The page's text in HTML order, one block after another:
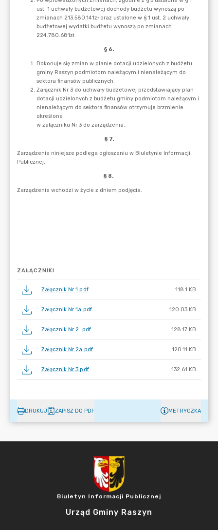
ZAŁĄCZNIKI
Załącznik Nr 1.pdf 118.1 KB
Załącznik Nr 1a.pdf 120.03 KB
Załącznik Nr 2 .pdf 128.17 KB
Załącznik Nr 2a.pdf 120.11 KB
Załącznik Nr 3.pdf 132.61 KB
DRUKUJ ZAPISZ DO PDF METRYCZKA
Biuletyn Informacji Publicznej
Urząd Gminy Raszyn